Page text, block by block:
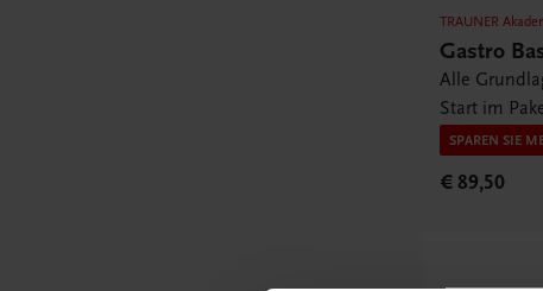
TRAUNER
Gastro
Alle
Start im
SPAREN SIE
€ 89,50